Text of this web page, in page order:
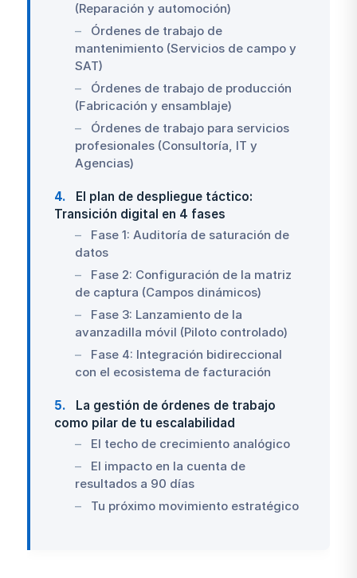
(Reparación y automoción)
Órdenes de trabajo de
mantenimiento (Servicios de campo y
SAT)
Órdenes de trabajo de producción
(Fabricación y ensamblaje)
Órdenes de trabajo para servicios
profesionales (Consultoría, IT y
Agencias)
4
El plan de despliegue táctico:
Transición digital en 4 fases
Fase 1: Auditoría de saturación de
datos
Fase 2: Configuración de la matriz
de captura (Campos dinámicos)
Fase 3: Lanzamiento de la
avanzadilla móvil (Piloto controlado)
Fase 4: Integración bidireccional
con el ecosistema de facturación
5
La gestión de órdenes de trabajo
como pilar de tu escalabilidad
El techo de crecimiento analógico
El impacto en la cuenta de
resultados a 90 días
Tu próximo movimiento estratégico